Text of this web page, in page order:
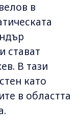
в
стават
В тази
като
в областта